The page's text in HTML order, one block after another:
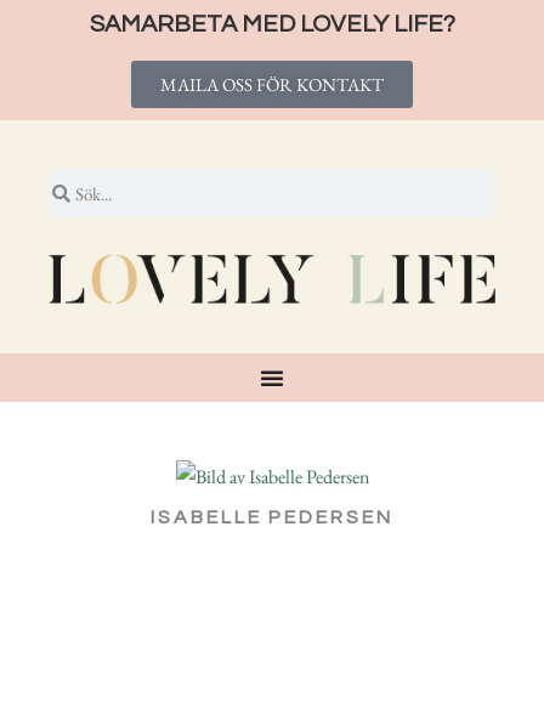
SAMARBETA MED LOVELY LIFE?
MAILA OSS FÖR KONTAKT
ISABELLE PEDERSEN